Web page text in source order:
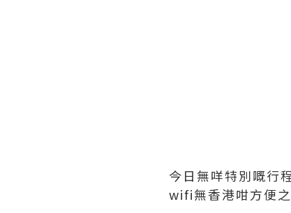
今日無咩特別嘅行
wifi無香港咁方便